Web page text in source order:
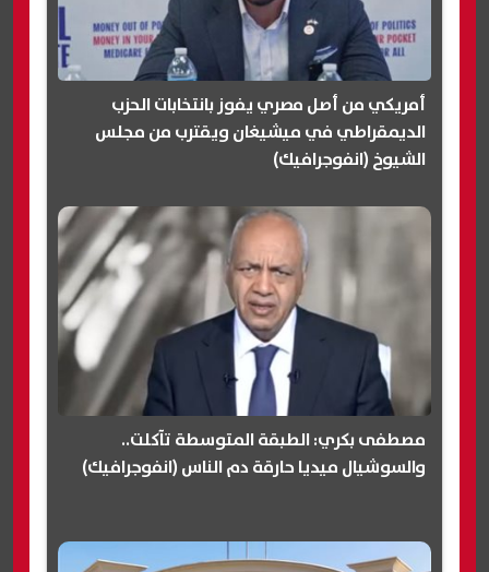
أمريكي من أصل مصري يفوز بانتخابات الحزب
الديمقراطي في ميشيغان ويقترب من مجلس
الشيوخ (انفوجرافيك)
مصطفى بكري: الطبقة المتوسطة تآكلت..
والسوشيال ميديا حارقة دم الناس (انفوجرافيك)